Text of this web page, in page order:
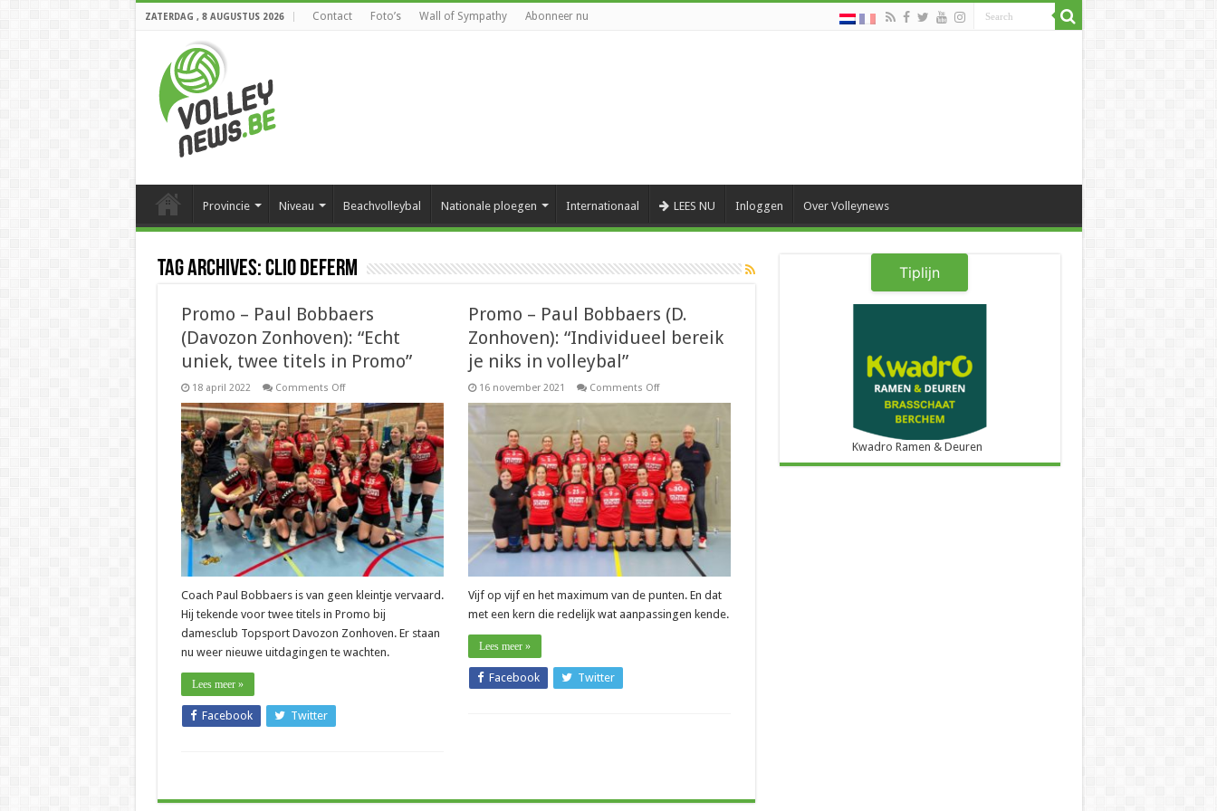
ZATERDAG , 8 AUGUSTUS 2026 Contact Foto’s Wall of Sympathy Abonneer nu
Provincie Niveau Beachvolleybal Nationale ploegen Internationaal LEES NU Inloggen Over Volleynews
Tag Archives:Clio Deferm
Promo – Paul Bobbaers
(Davozon Zonhoven): “Echt
uniek, twee titels in Promo”
18 april 2022 Comments Offon
–
Paul
Bobbaers
(Davozon
Zonhoven):
“Echt
uniek,
twee
titels
in
Promo”
Coach Paul Bobbaers is van geen kleintje vervaard.
Hij tekende voor twee titels in Promo bij
damesclub Topsport Davozon Zonhoven. Er staan
nu weer nieuwe uitdagingen te wachten.
Lees meer »
Facebook Twitter
Promo – Paul Bobbaers (D.
Zonhoven): “Individueel bereik
je niks in volleybal”
16 november 2021 Comments Offon
Bobbaers
(D.
Zonhoven):
“Individueel
bereik
je
niks
in
volleybal”
Vijf op vijf en het maximum van de punten. En dat
met een kern die redelijk wat aanpassingen kende.
Lees meer »
Facebook Twitter
Tiplijn
Kwadro Ramen & Deuren